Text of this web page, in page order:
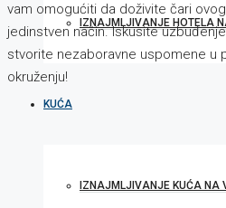
IZNAJMLJIVANJE HOTELA
KUĆA
IZNAJMLJIVANJE KUĆA NA
vam omogućiti da doživite čari
jedinstven način. Iskusite
stvorite nezaboravne uspomene u
okruženju!